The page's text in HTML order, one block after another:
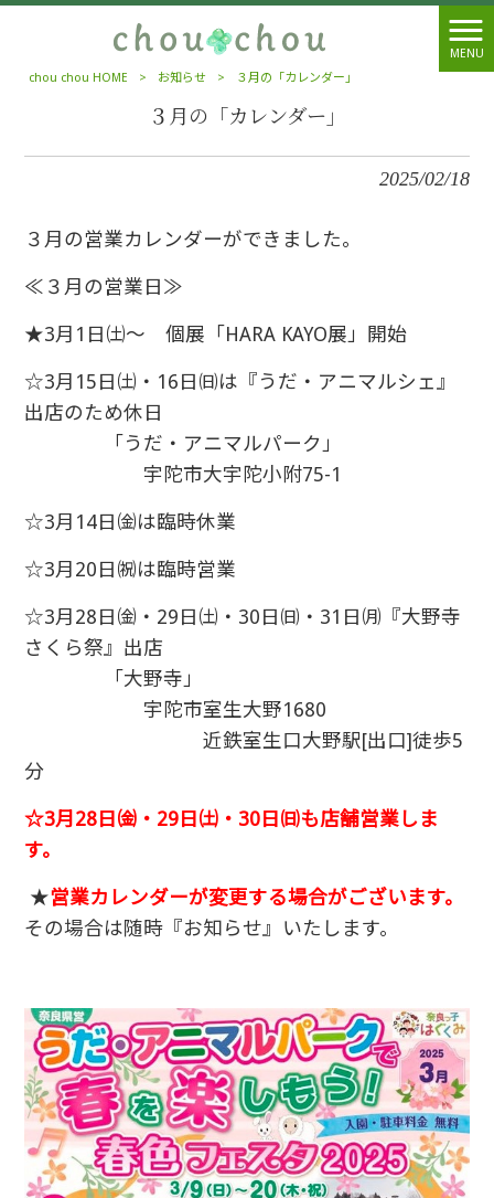
MENU
chou chou HOME
> お知らせ > ３月の「カレンダー」
３月の「カレンダー」
2025/02/18
３月の営業カレンダーができました。
≪３月の営業日≫
★3月1日㈯～ 個展「HARA KAYO展」開始
☆3月15日㈯・16日㈰は『うだ・アニマルシェ』
出店のため休日
「うだ・アニマルパーク」
宇陀市大宇陀小附75-1
☆3月14日㈮は臨時休業
☆3月20日㈷は臨時営業
☆3月28日㈮・29日㈯・30日㈰・31日㈪『大野寺
さくら祭』出店
「大野寺」
宇陀市室生大野1680
近鉄室生口大野駅[出口]徒歩5
分
☆3月28日㈮・29日㈯・30日㈰も店舗営業しま
す。
★営業カレンダーが変更する場合がございます。
その場合は随時『お知らせ』いたします。